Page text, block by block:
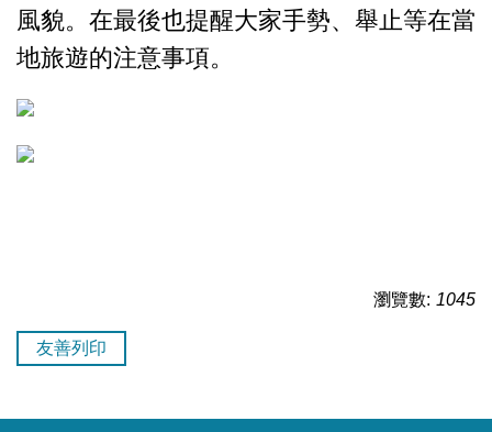
風貌。在最後也提醒大家手勢、舉止等在當
地旅遊的注意事項。
瀏覽數: 1045
友善列印